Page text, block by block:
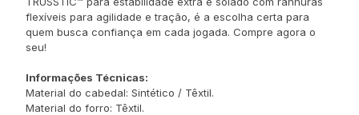
flexíveis para agilidade e tração, é a escolha certa para
quem busca confiança em cada jogada. Compre agora o
seu!
Informações Técnicas:
Material do cabedal: Sintético / Têxtil.
Material do forro: Têxtil.